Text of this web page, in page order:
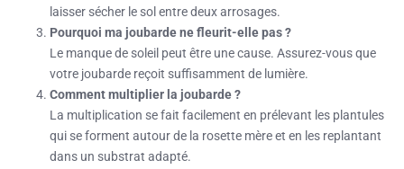
laisser sécher le sol entre deux arrosages.
Pourquoi ma joubarde ne fleurit-elle pas ?
Le manque de soleil peut être une cause. Assurez-vous que
votre joubarde reçoit suffisamment de lumière.
Comment multiplier la joubarde ?
La multiplication se fait facilement en prélevant les plantules
qui se forment autour de la rosette mère et en les replantant
dans un substrat adapté.